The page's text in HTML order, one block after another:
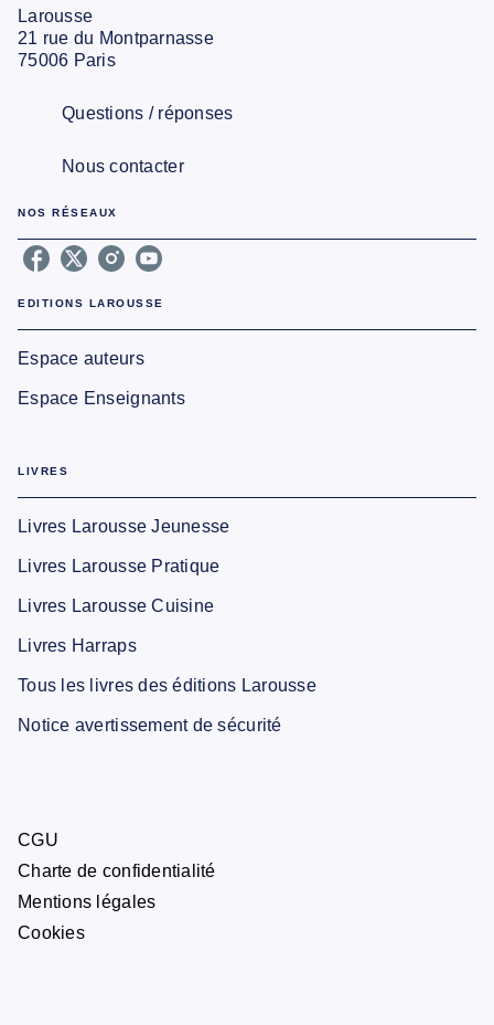
Larousse
21 rue du Montparnasse
75006 Paris
Questions / réponses
Nous contacter
NOS RÉSEAUX
EDITIONS LAROUSSE
Espace auteurs
Espace Enseignants
LIVRES
Livres Larousse Jeunesse
Livres Larousse Pratique
Livres Larousse Cuisine
Livres Harraps
Tous les livres des éditions Larousse
Notice avertissement de sécurité
CGU
Charte de confidentialité
Mentions légales
Cookies